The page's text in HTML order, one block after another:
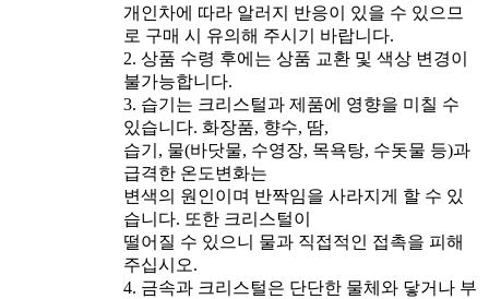
개인차에 따라 알러지 반응이 있을 수 있으므
로 구매 시 유의해 주시기 바랍니다.
2. 상품 수령 후에는 상품 교환 및 색상 변경이
불가능합니다.
3. 습기는 크리스털과 제품에 영향을 미칠 수
있습니다. 화장품, 향수, 땀,
습기, 물(바닷물, 수영장, 목욕탕, 수돗물 등)과
급격한 온도변화는
변색의 원인이며 반짝임을 사라지게 할 수 있
습니다. 또한 크리스털이
떨어질 수 있으니 물과 직접적인 접촉을 피해
주십시오.
4. 금속과 크리스털은 단단한 물체와 닿거나 부